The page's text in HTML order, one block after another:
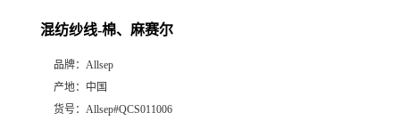
混纺纱线-棉、麻赛尔
品牌： Allsep
产地： 中国
货号： Allsep#QCS011006